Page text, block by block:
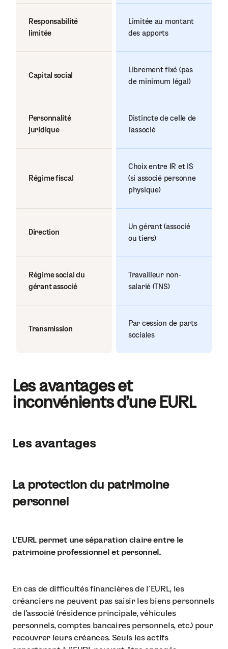
Responsabilité
limitée
Limitée au montant
des apports
Capital social
Librement fixé (pas
de minimum légal)
Personnalité
juridique
Distincte de celle de
l'associé
Régime fiscal
Choix entre IR et IS
(si associé personne
physique)
Direction
Un gérant (associé
ou tiers)
Régime social du
gérant associé
Travailleur non-
salarié (TNS)
Transmission
Par cession de parts
sociales
Les avantages et
inconvénients d'une EURL
Les avantages
La protection du patrimoine
personnel
L'EURL permet une séparation claire entre le
patrimoine professionnel et personnel.
En cas de difficultés financières de l'EURL, les
créanciers ne peuvent pas saisir les biens personnels
de l'associé (résidence principale, véhicules
personnels, comptes bancaires personnels, etc.) pour
recouvrer leurs créances. Seuls les actifs